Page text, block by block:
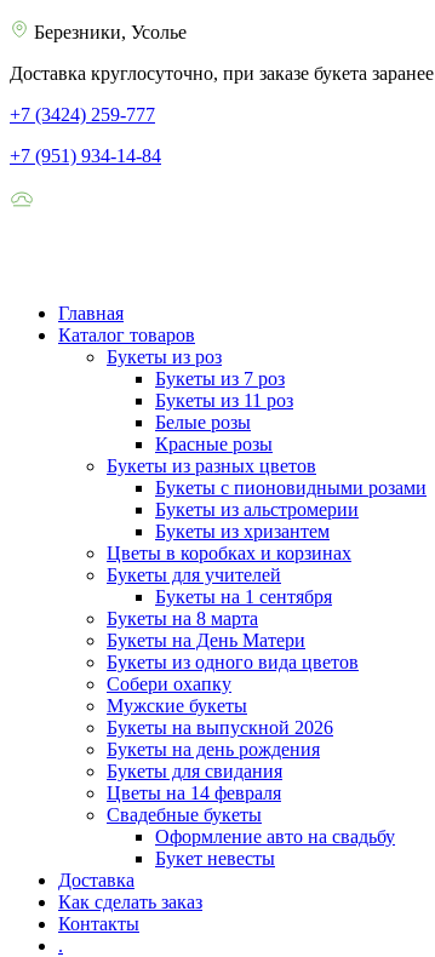
Березники, Усолье
Доставка круглосуточно, при заказе букета заранее
+7 (3424) 259-777
+7 (951) 934-14-84
Главная
Каталог товаров
Букеты из роз
Букеты из 7 роз
Букеты из 11 роз
Белые розы
Красные розы
Букеты из разных цветов
Букеты с пионовидными розами
Букеты из альстромерии
Букеты из хризантем
Цветы в коробках и корзинах
Букеты для учителей
Букеты на 1 сентября
Букеты на 8 марта
Букеты на День Матери
Букеты из одного вида цветов
Собери охапку
Мужские букеты
Букеты на выпускной 2026
Букеты на день рождения
Букеты для свидания
Цветы на 14 февраля
Свадебные букеты
Оформление авто на свадьбу
Букет невесты
Доставка
Как сделать заказ
Контакты
.